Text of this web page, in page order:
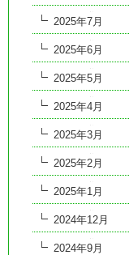
2025年7月
2025年6月
2025年5月
2025年4月
2025年3月
2025年2月
2025年1月
2024年12月
2024年9月